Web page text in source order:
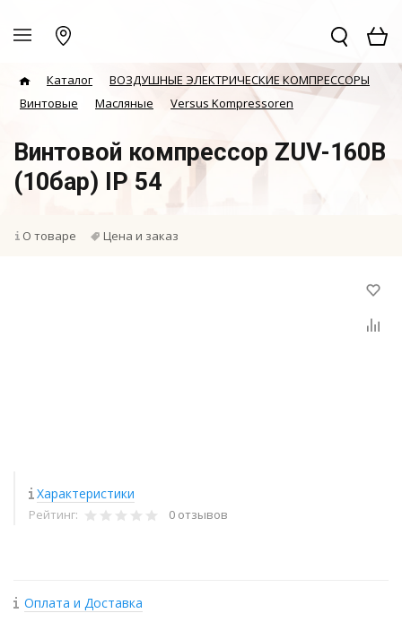
Каталог
ВОЗДУШНЫЕ ЭЛЕКТРИЧЕСКИЕ КОМПРЕССОРЫ
Винтовые
Масляные Versus Kompressoren
Винтовой компрессор ZUV-160B
(10бар) IP 54
О товаре Цена и заказ
Характеристики
Рейтинг: 0 отзывов
Оплата и Доставка